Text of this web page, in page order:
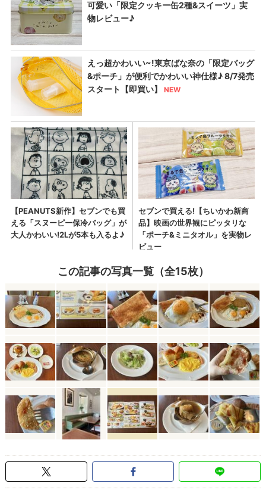
この記事の写真一覧（全15枚）